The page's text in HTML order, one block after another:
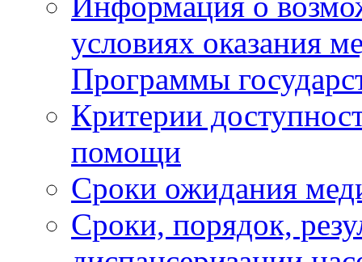
условиях оказания
Программы
Критерии
помощи
Сроки ожидания
Сроки, порядок,